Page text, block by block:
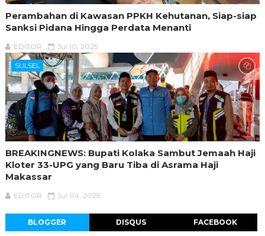
Perambahan di Kawasan PPKH Kehutanan, Siap-siap
Sanksi Pidana Hingga Perdata Menanti
EDITOR Jul 10, 2025
SULSEL
BREAKINGNEWS: Bupati Kolaka Sambut Jemaah Haji
Kloter 33-UPG yang Baru Tiba di Asrama Haji
Makassar
EDITOR Jul 04, 2025
BLOGGER DISQUS FACEBOOK